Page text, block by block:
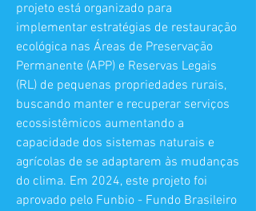
projeto está organizado para
implementar estratégias de restauração
ecológica nas Áreas de Preservação
Permanente (APP) e Reservas Legais
(RL) de pequenas propriedades rurais,
buscando manter e recuperar serviços
ecossistêmicos aumentando a
capacidade dos sistemas naturais e
agrícolas de se adaptarem às mudanças
do clima. Em 2024, este projeto foi
aprovado pelo Funbio - Fundo Brasileiro